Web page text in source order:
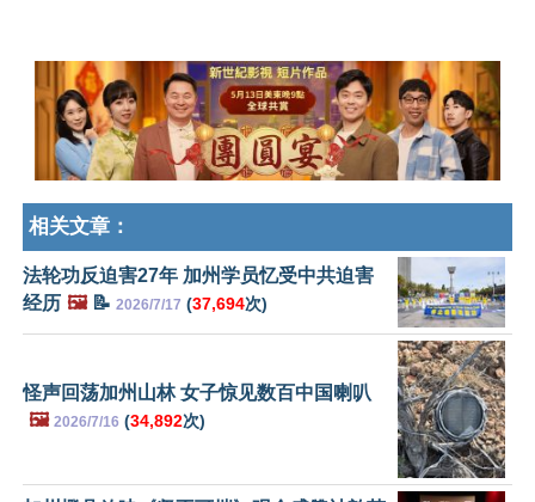
相关文章：
法轮功反迫害27年 加州学员忆受中共迫害
经历 🖼️📝 2026/7/17 (37,694次)
怪声回荡加州山林 女子惊见数百中国喇叭
🖼️ 2026/7/16 (34,892次)